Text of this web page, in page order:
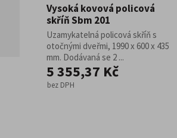
Vysoká kovová policová
skříň Sbm 201
Uzamykatelná policová skříň s
otočnými dveřmi, 1990 x 600 x 435
mm. Dodávaná se 2 ...
5 355,37 Kč
bez DPH